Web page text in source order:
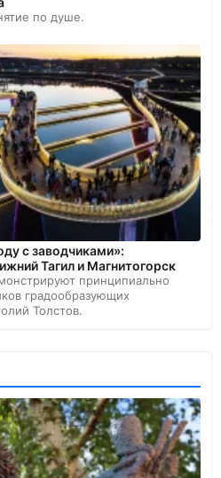
по душе.
с заводчиками»:
Тагил и Магнитогорск
принципиально
градообразующих
Толстов.